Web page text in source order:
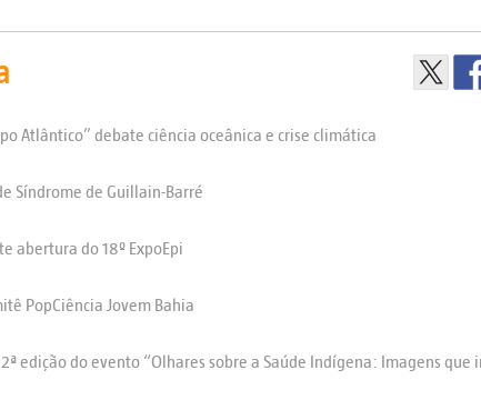
Atlântico” debate ciência oceânica e crise climática
Síndrome de Guillain-Barré
abertura do 18º ExpoEpi
PopCiência Jovem Bahia
edição do evento “Olhares sobre a Saúde Indígena: Imagens que